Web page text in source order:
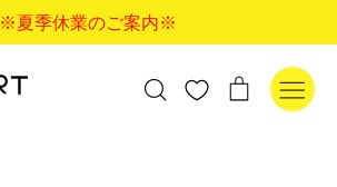
※夏季休業のご案内※